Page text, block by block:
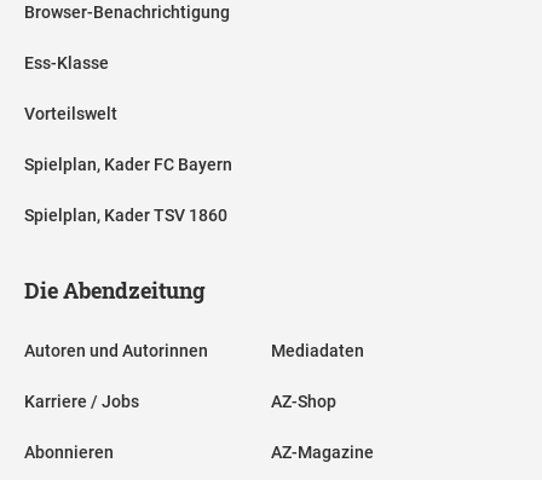
Browser-Benachrichtigung
Ess-Klasse
Vorteilswelt
Spielplan, Kader FC Bayern
Spielplan, Kader TSV 1860
Die Abendzeitung
Autoren und Autorinnen
Karriere / Jobs
Abonnieren
Mediadaten
AZ-Shop
AZ-Magazine